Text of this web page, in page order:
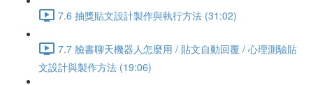
7.6 抽獎貼文設計製作與執行方法 (31:02)
7.7 臉書聊天機器人怎麼用 / 貼文自動回覆 / 心理測驗貼
文設計與製作方法 (19:06)